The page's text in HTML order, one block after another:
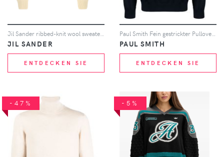
Jil Sander ribbed-knit wool sweater - Nude
JIL SANDER
ENTDECKEN SIE
Paul Smith Fein gestrickter Pullover aus Merinowolle - Blau
PAUL SMITH
ENTDECKEN SIE
-47% -5%